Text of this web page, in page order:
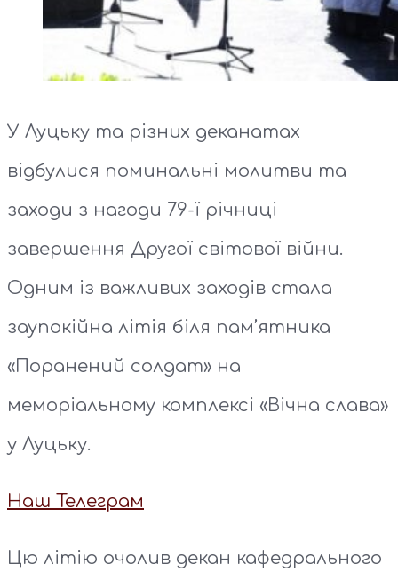
У Луцьку та різних деканатах
відбулися поминальні молитви та
заходи з нагоди 79-ї річниці
завершення Другої світової війни.
Одним із важливих заходів стала
заупокійна літія біля пам’ятника
«Поранений солдат» на
меморіальному комплексі «Вічна слава»
у Луцьку.
Наш Телеграм
Цю літію очолив декан кафедрального